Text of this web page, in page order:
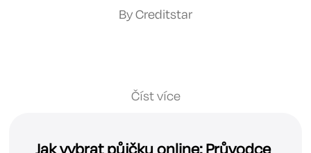
By Creditstar
Číst více